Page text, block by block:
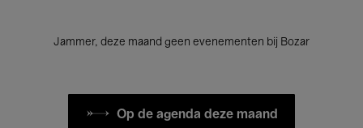
Jammer, deze maand geen evenementen bij Bozar
Op de agenda deze maand